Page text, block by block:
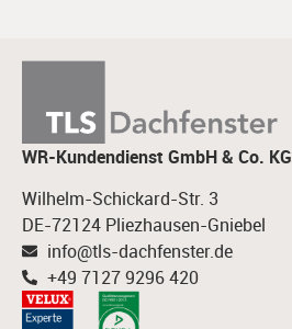
WR-Kundendienst GmbH & Co. KG
Wilhelm-Schickard-Str. 3
DE-72124 Pliezhausen-Gniebel
info@tls-dachfenster.de
+49 7127 9296 420